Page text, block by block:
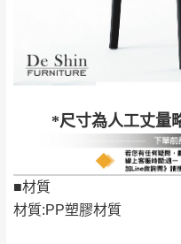
*尺寸為人工丈量
■材質
材質:PP塑膠材質
基隆
$
$
＊
保護物流人員
服務，若需以
費用將由買方自
因大型傢俱有
機當天到貨前
天在家等貨，
由於百貨公司
至百貨公司內部